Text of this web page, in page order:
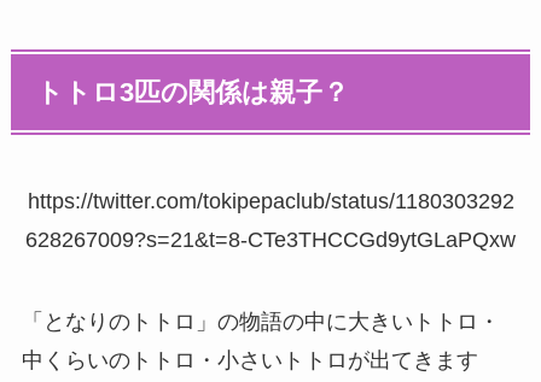
トトロ3匹の関係は親子？
https://twitter.com/tokipepaclub/status/1180303292
628267009?s=21&t=8-CTe3THCCGd9ytGLaPQxw
「となりのトトロ」の物語の中に大きいトトロ・
中くらいのトトロ・小さいトトロが出てきます